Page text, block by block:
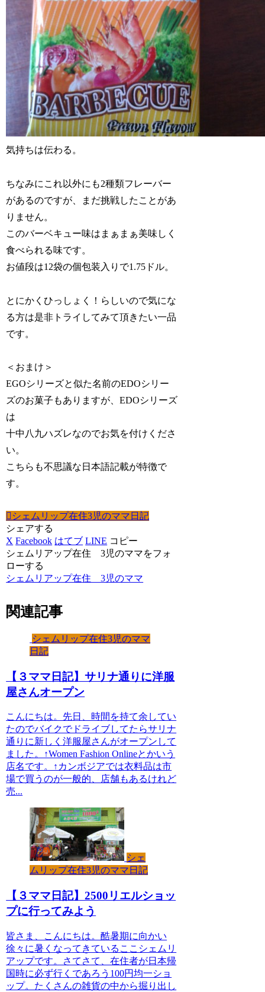
気持ちは伝わる。
ちなみにこれ以外にも2種類フレーバー
があるのですが、まだ挑戦したことがあ
りません。
このバーベキュー味はまぁまぁ美味しく
食べられる味です。
お値段は12袋の個包装入りで1.75ドル。
とにかくひっしょく！らしいので気にな
る方は是非トライしてみて頂きたい一品
です。
＜おまけ＞
EGOシリーズと似た名前のEDOシリー
ズのお菓子もありますが、EDOシリーズ
は
十中八九ハズレなのでお気を付けくださ
い。
こちらも不思議な日本語記載が特徴で
す。
シェムリップ在住3児のママ日記
シェアする
X Facebook はてブ LINE コピー
シェムリアップ在住 3児のママをフォ
ローする
シェムリアップ在住 3児のママ
関連記事
シェムリップ在住3児のママ
日記
【３ママ日記】サリナ通りに洋服
屋さんオープン
こんにちは。先日、時間を持て余してい
たのでバイクでドライブしてたらサリナ
通りに新しく洋服屋さんがオープンして
ました。↑Women Fashion Onlineとかいう
店名です。↑カンボジアでは衣料品は市
場で買うのが一般的、店舗もあるけれど
売...
シェ
ムリップ在住3児のママ日記
【３ママ日記】2500リエルショッ
プに行ってみよう
皆さま、こんにちは。酷暑期に向かい
徐々に暑くなってきているここシェムリ
アップです。さてさて、在住者が日本帰
国時に必ず行くであろう100円均一ショ
ップ。たくさんの雑貨の中から掘り出し